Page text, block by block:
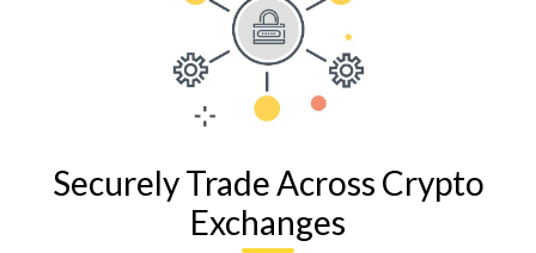
Securely Trade Across Crypto
Exchanges